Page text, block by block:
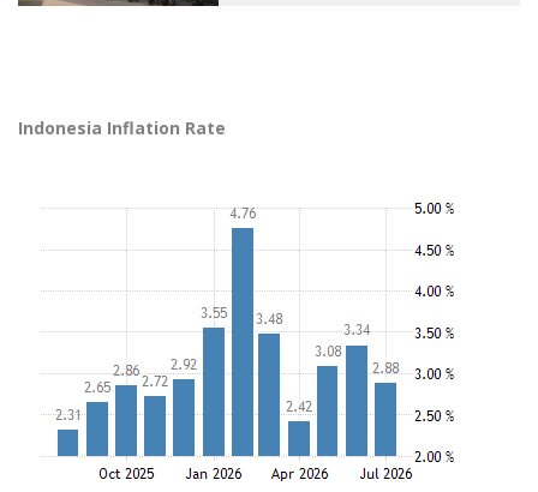
Indonesia Inflation Rate